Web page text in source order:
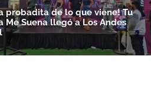
probadita de lo que viene! Tu
Me Suena llegó a Los Andes